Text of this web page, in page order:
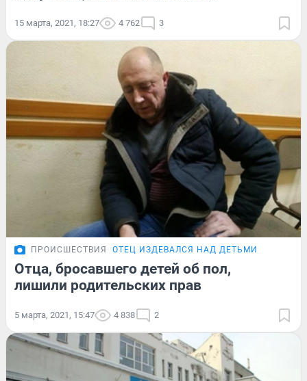
15 марта, 2021, 18:27 4 762 3
ПРОИСШЕСТВИЯ ОТЕЦ ИЗДЕВАЛСЯ НАД ДЕТЬМИ
Отца, бросавшего детей об пол,
лишили родительских прав
5 марта, 2021, 15:47 4 838 2